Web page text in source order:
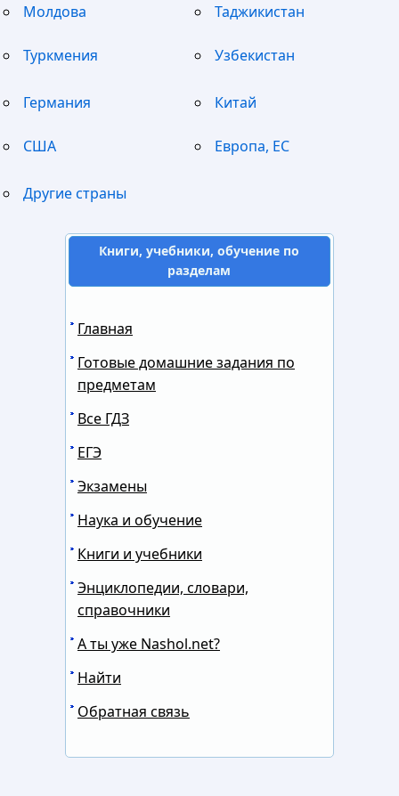
Молдова Таджикистан
Туркмения Узбекистан
Германия Китай
США Европа, ЕС
Другие страны
Книги, учебники, обучение по
разделам
Главная
Готовые домашние задания по
предметам
Все ГДЗ
ЕГЭ
Экзамены
Наука и обучение
Книги и учебники
Энциклопедии, словари,
справочники
А ты уже Nashol.net?
Найти
Обратная связь